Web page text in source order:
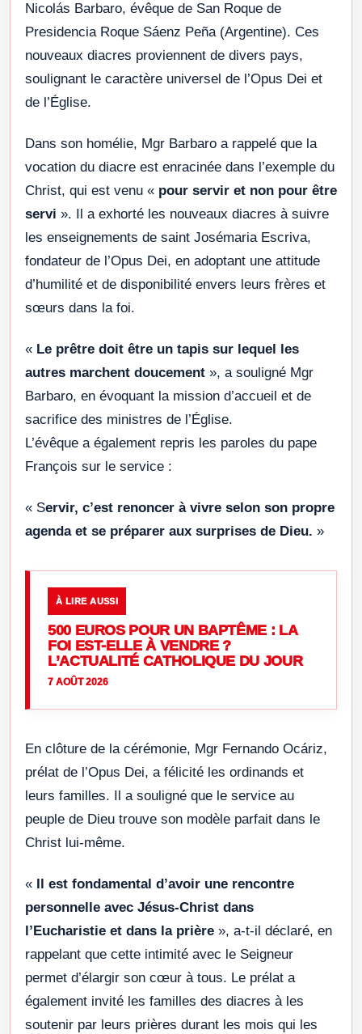
Nicolás Barbaro, évêque de San Roque de
Presidencia Roque Sáenz Peña (Argentine). Ces
nouveaux diacres proviennent de divers pays,
soulignant le caractère universel de l’Opus Dei et
de l’Église.
Dans son homélie, Mgr Barbaro a rappelé que la
vocation du diacre est enracinée dans l’exemple du
Christ, qui est venu « pour servir et non pour être
servi ». Il a exhorté les nouveaux diacres à suivre
les enseignements de saint Josémaria Escriva,
fondateur de l’Opus Dei, en adoptant une attitude
d’humilité et de disponibilité envers leurs frères et
sœurs dans la foi.
« Le prêtre doit être un tapis sur lequel les
autres marchent doucement », a souligné Mgr
Barbaro, en évoquant la mission d’accueil et de
sacrifice des ministres de l’Église.
L’évêque a également repris les paroles du pape
François sur le service :
« Servir, c’est renoncer à vivre selon son propre
agenda et se préparer aux surprises de Dieu. »
À LIRE AUSSI
500 EUROS POUR UN BAPTÊME : LA
FOI EST-ELLE À VENDRE ?
L’ACTUALITÉ CATHOLIQUE DU JOUR
7 AOÛT 2026
En clôture de la cérémonie, Mgr Fernando Ocáriz,
prélat de l’Opus Dei, a félicité les ordinands et
leurs familles. Il a souligné que le service au
peuple de Dieu trouve son modèle parfait dans le
Christ lui-même.
«
Il est fondamental d’avoir une rencontre
personnelle avec Jésus-Christ dans
l’Eucharistie et dans la prière », a-t-il déclaré, en
rappelant que cette intimité avec le Seigneur
permet d’élargir son cœur à tous. Le prélat a
également invité les familles des diacres à les
soutenir par leurs prières durant les mois qui les